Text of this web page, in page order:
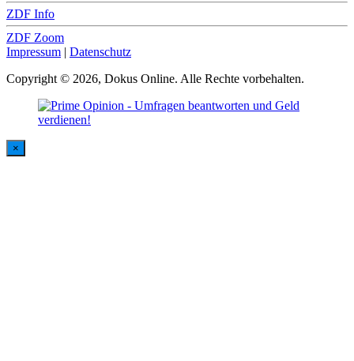
ZDF Info
ZDF Zoom
Impressum | Datenschutz
Copyright © 2026, Dokus Online. Alle Rechte vorbehalten.
×